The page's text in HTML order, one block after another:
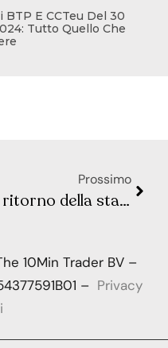
BTP E CCTeu Del 30
Tutto Quello Che
Prossimo
Il ritorno della stagflazione: perché l’estate 2025 è un test decisivo per i mercati
10Min Trader BV –
– Privacy